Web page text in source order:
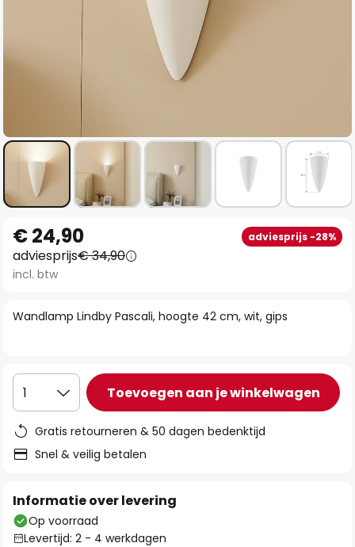
naar
het
begin
de
Wandlamp Lindby Pascali, hoogte 42 cm, wit, gips
€ 24,90 adviesprijs -28%
adviesprijs€ 34,90
incl. btw
1 Toevoegen aan je winkelwagen
Gratis retourneren & 50 dagen bedenktijd
Snel & veilig betalen
Informatie over levering
Op voorraad
Levertijd: 2 - 4 werkdagen